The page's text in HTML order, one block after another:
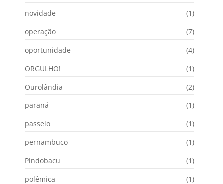
novidade
(1)
operação
(7)
oportunidade
(4)
ORGULHO!
(1)
Ourolândia
(2)
paraná
(1)
passeio
(1)
pernambuco
(1)
Pindobacu
(1)
polêmica
(1)